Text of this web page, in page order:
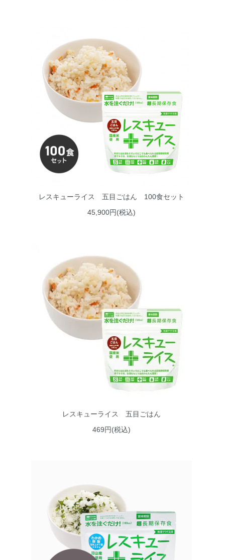
レスキューライス 五目ごはん 100食セット
45,900円(税込)
レスキューライス 五目ごはん
469円(税込)